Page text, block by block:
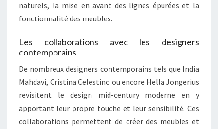
naturels, la mise en avant des lignes épurées et la
fonctionnalité des meubles.
Les collaborations avec les designers
contemporains
De nombreux designers contemporains tels que India
Mahdavi, Cristina Celestino ou encore Hella Jongerius
revisitent le design mid-century moderne en y
apportant leur propre touche et leur sensibilité. Ces
collaborations permettent de créer des meubles et